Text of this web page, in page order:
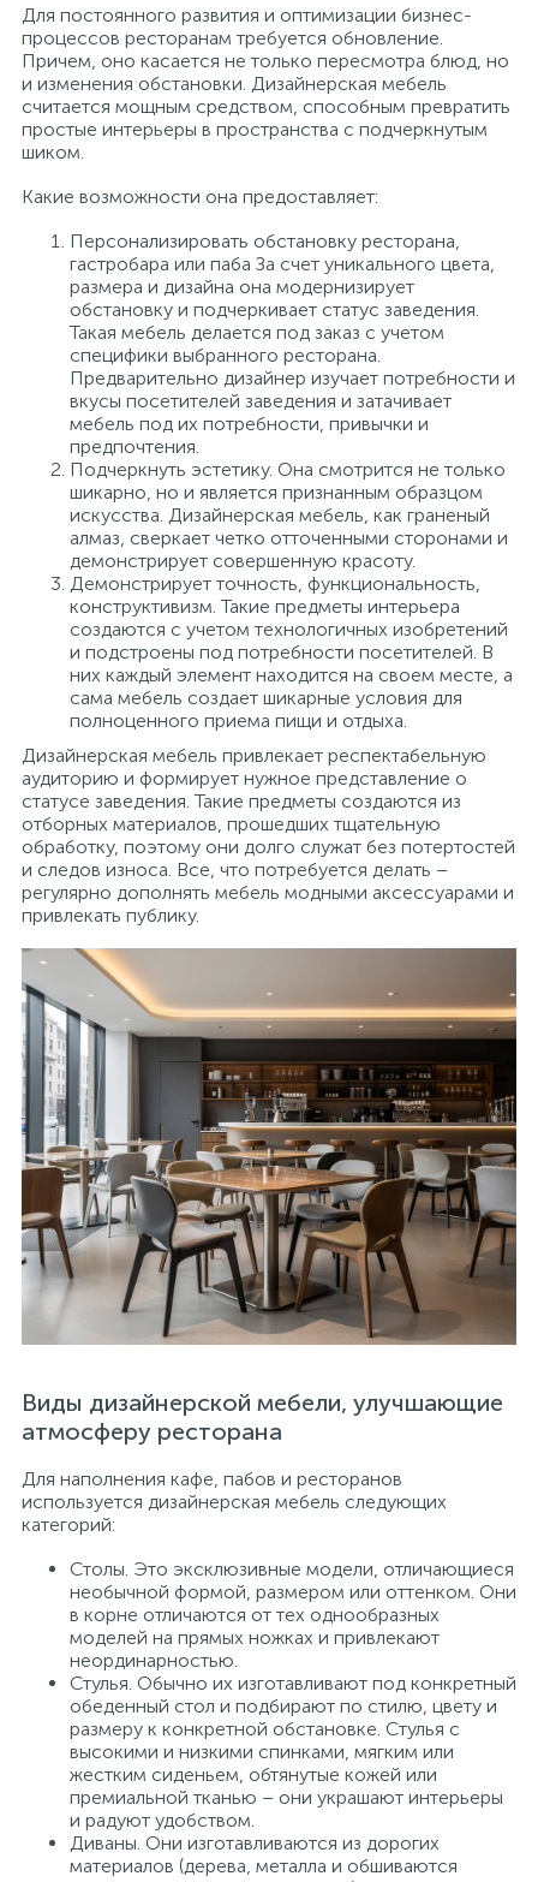
Для постоянного развития и оптимизации бизнес-
процессов ресторанам требуется обновление.
Причем, оно касается не только пересмотра блюд, но
и изменения обстановки. Дизайнерская мебель
считается мощным средством, способным превратить
простые интерьеры в пространства с подчеркнутым
шиком.
Какие возможности она предоставляет:
Персонализировать обстановку ресторана,
гастробара или паба За счет уникального цвета,
размера и дизайна она модернизирует
обстановку и подчеркивает статус заведения.
Такая мебель делается под заказ с учетом
специфики выбранного ресторана.
Предварительно дизайнер изучает потребности и
вкусы посетителей заведения и затачивает
мебель под их потребности, привычки и
предпочтения.
Подчеркнуть эстетику. Она смотрится не только
шикарно, но и является признанным образцом
искусства. Дизайнерская мебель, как граненый
алмаз, сверкает четко отточенными сторонами и
демонстрирует совершенную красоту.
Демонстрирует точность, функциональность,
конструктивизм. Такие предметы интерьера
создаются с учетом технологичных изобретений
и подстроены под потребности посетителей. В
них каждый элемент находится на своем месте, а
сама мебель создает шикарные условия для
полноценного приема пищи и отдыха.
Дизайнерская мебель привлекает респектабельную
аудиторию и формирует нужное представление о
статусе заведения. Такие предметы создаются из
отборных материалов, прошедших тщательную
обработку, поэтому они долго служат без потертостей
и следов износа. Все, что потребуется делать –
регулярно дополнять мебель модными аксессуарами и
привлекать публику.
Виды дизайнерской мебели, улучшающие
атмосферу ресторана
Для наполнения кафе, пабов и ресторанов
используется дизайнерская мебель следующих
категорий:
Столы. Это эксклюзивные модели, отличающиеся
необычной формой, размером или оттенком. Они
в корне отличаются от тех однообразных
моделей на прямых ножках и привлекают
неординарностью.
Стулья. Обычно их изготавливают под конкретный
обеденный стол и подбирают по стилю, цвету и
размеру к конкретной обстановке. Стулья с
высокими и низкими спинками, мягким или
жестким сиденьем, обтянутые кожей или
премиальной тканью – они украшают интерьеры
и радуют удобством.
Диваны. Они изготавливаются из дорогих
материалов (дерева, металла и обшиваются